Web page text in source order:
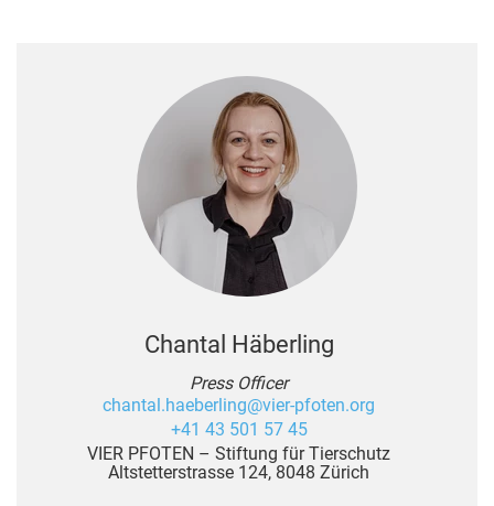
Chantal Häberling
Press Officer
chantal.haeberling@vier-pfoten.org
+41 43 501 57 45
VIER PFOTEN – Stiftung für Tierschutz
Altstetterstrasse 124, 8048 Zürich